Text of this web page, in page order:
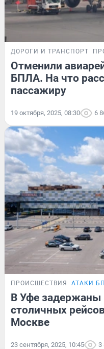
ДОРОГИ И ТРАНСПОРТ
Отменили
БПЛА. На что
пассажиру
19 октября, 2025, 08:30 6
ПРОИСШЕСТВИЯ АТАКИ
В Уфе задержаны
столичных
Москве
23 сентября, 2025, 10:45 3